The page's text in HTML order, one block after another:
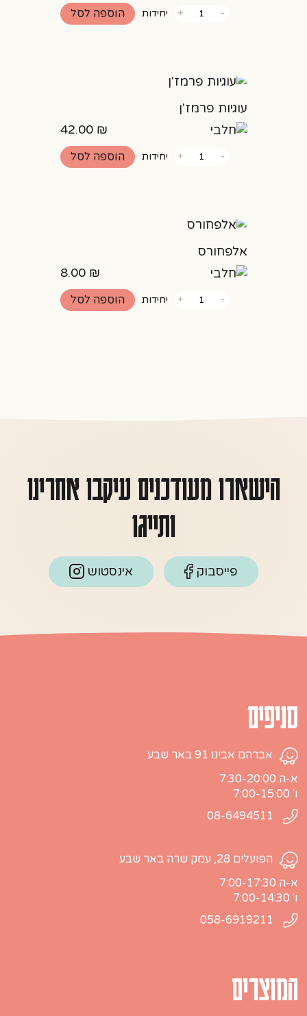
-של
+ יחידות הוספה לסל
עוגיות פרמז'ן
42.00 ₪
-של
+ יחידות הוספה לסל
אלפחורס
8.00 ₪
-של
+ יחידות הוספה לסל
הישארו מעודכנים עיקבו אחרינו
ותייגו
פייסבוק אינסטוש
סניפים
אברהם אבינו 91 באר שבע
א-ה 7:30-20:00
ו' 7:00-15:00
הפועלים 28, עמק שרה באר שבע
א-ה 7:00-17:30
ו' 7:00-14:30
המוצרים